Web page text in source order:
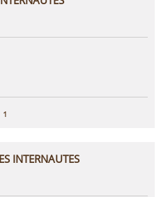
1
INTERNAUTES